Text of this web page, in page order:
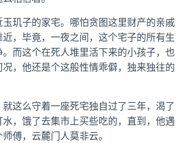
玉玑子的家宅。哪怕贪图这里财产的亲戚
，毕竟，一夜之间，这个宅子的所有生
而这个在死人堆里活下来的小孩子，也
，他还是个这般性情乖僻，独来独往的
这么守着一座死宅独自过了三年，渴了
水，饿了去集市上买些吃的，直到，他遇
傅，云麓门人莫非云。